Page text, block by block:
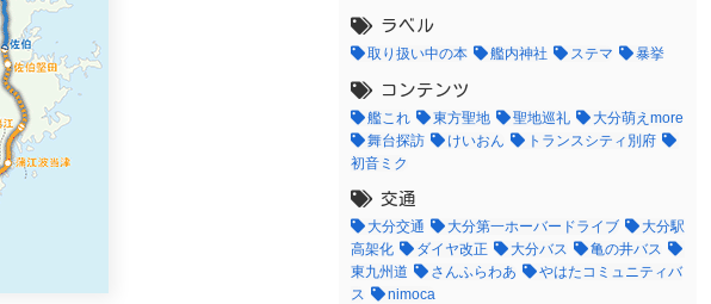
ラベル
取り扱い中の本 艦内神社 ステマ 暴挙
コンテンツ
艦これ 東方聖地 聖地巡礼
大分萌えmore
舞台探訪
けいおん
トランスシティ別府
初音ミク
交通
大分交通 大分第一ホーバードライブ
大分駅
高架化
ダイヤ改正 大分バス
亀の井バス
東九州道
さんふらわあ
やはたコミュニティバ
ス
nimoca